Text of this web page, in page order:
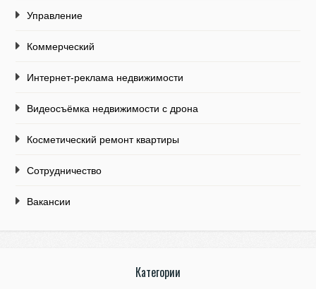
Управление
Коммерческий
Интернет-реклама недвижимости
Видеосъёмка недвижимости с дрона
Косметический ремонт квартиры
Сотрудничество
Вакансии
Категории